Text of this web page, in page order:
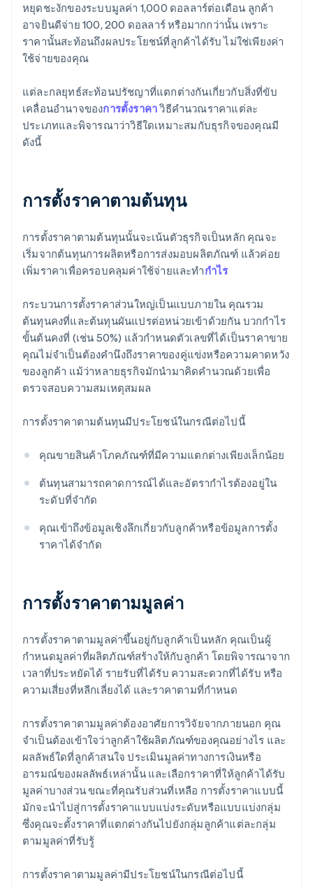
หยุดชะงักของระบบมูลค่า 1,000 ดอลลาร์ต่อเดือน ลูกค้า
อาจยินดีจ่าย 100, 200 ดอลลาร์ หรือมากกว่านั้น เพราะ
ราคานั้นสะท้อนถึงผลประโยชน์ที่ลูกค้าได้รับ ไม่ใช่เพียงค่า
ใช้จ่ายของคุณ
แต่ละกลยุทธ์สะท้อนปรัชญาที่แตกต่างกันเกี่ยวกับสิ่งที่ขับ
เคลื่อนอำนาจของการตั้งราคาวิธีคำนวณราคาแต่ละ
ประเภทและพิจารณาว่าวิธีใดเหมาะสมกับธุรกิจของคุณมี
ดังนี้
การตั้งราคาตามต้นทุน
การตั้งราคาตามต้นทุนนั้นจะเน้นตัวธุรกิจเป็นหลัก คุณจะ
เริ่มจากต้นทุนการผลิตหรือการส่งมอบผลิตภัณฑ์ แล้วค่อย
เพิ่มราคาเพื่อครอบคลุมค่าใช้จ่ายและทำกำไร
กระบวนการตั้งราคาส่วนใหญ่เป็นแบบภายใน คุณรวม
ต้นทุนคงที่และต้นทุนผันแปรต่อหน่วยเข้าด้วยกัน บวกกำไร
ขั้นต้นคงที่ (เช่น 50%) แล้วกำหนดตัวเลขที่ได้เป็นราคาขาย
คุณไม่จำเป็นต้องคำนึงถึงราคาของคู่แข่งหรือความคาดหวัง
ของลูกค้า แม้ว่าหลายธุรกิจมักนำมาคิดคำนวณด้วยเพื่อ
ตรวจสอบความสมเหตุสมผล
การตั้งราคาตามต้นทุนมีประโยชน์ในกรณีต่อไปนี้
คุณขายสินค้าโภคภัณฑ์ที่มีความแตกต่างเพียงเล็กน้อย
ต้นทุนสามารถคาดการณ์ได้และอัตรากำไรต้องอยู่ใน
ระดับที่จำกัด
คุณเข้าถึงข้อมูลเชิงลึกเกี่ยวกับลูกค้าหรือข้อมูลการตั้ง
ราคาได้จำกัด
การตั้งราคาตามมูลค่า
การตั้งราคาตามมูลค่าขึ้นอยู่กับลูกค้าเป็นหลัก คุณเป็นผู้
กำหนดมูลค่าที่ผลิตภัณฑ์สร้างให้กับลูกค้า โดยพิจารณาจาก
เวลาที่ประหยัดได้ รายรับที่ได้รับ ความสะดวกที่ได้รับ หรือ
ความเสี่ยงที่หลีกเลี่ยงได้ และราคาตามที่กำหนด
การตั้งราคาตามมูลค่าต้องอาศัยการวิจัยจากภายนอก คุณ
จำเป็นต้องเข้าใจว่าลูกค้าใช้ผลิตภัณฑ์ของคุณอย่างไร และ
ผลลัพธ์ใดที่ลูกค้าสนใจ ประเมินมูลค่าทางการเงินหรือ
อารมณ์ของผลลัพธ์เหล่านั้น และเลือกราคาที่ให้ลูกค้าได้รับ
มูลค่าบางส่วน ขณะที่คุณรับส่วนที่เหลือ การตั้งราคาแบบนี้
มักจะนำไปสู่การตั้งราคาแบบแบ่งระดับหรือแบบแบ่งกลุ่ม
ซึ่งคุณจะตั้งราคาที่แตกต่างกันไปยังกลุ่มลูกค้าแต่ละกลุ่ม
ตามมูลค่าที่รับรู้
การตั้งราคาตามมูลค่ามีประโยชน์ในกรณีต่อไปนี้